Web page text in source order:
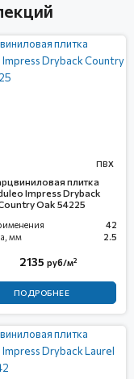
ПВХ
плитка
Impress Dryback
Oak 54225
42
мм
2.5
2135 руб/м2
ПОДРОБНЕЕ